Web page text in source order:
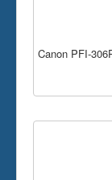
Canon PFI-